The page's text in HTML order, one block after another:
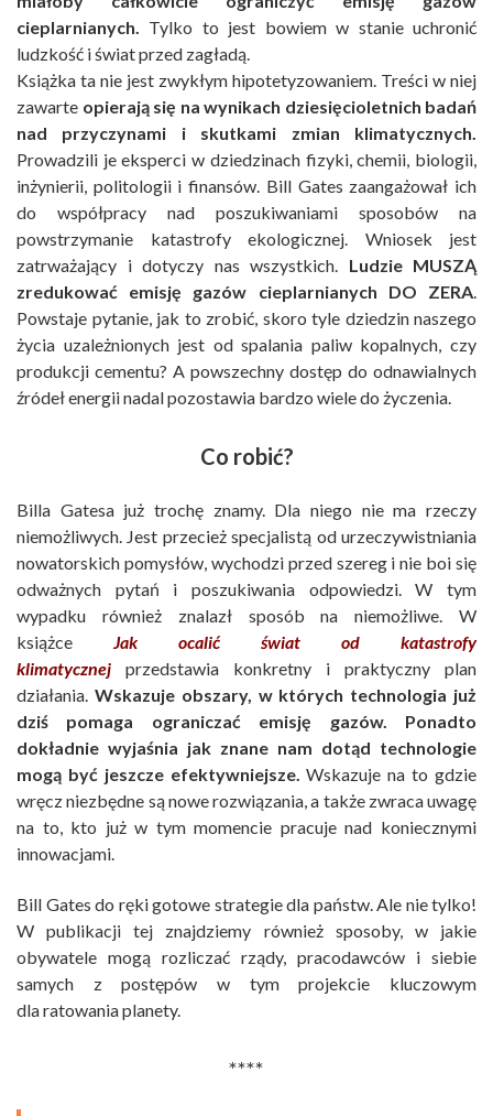
cieplarnianych. Tylko to jest bowiem w stanie uchronić
ludzkość i świat przed zagładą.
Książka ta nie jest zwykłym hipotetyzowaniem. Treści w niej
zawarte opierają się na wynikach dziesięcioletnich badań
nad przyczynami i skutkami zmian klimatycznych.
Prowadzili je eksperci w dziedzinach fizyki, chemii, biologii,
inżynierii, politologii i finansów. Bill Gates zaangażował ich
do współpracy nad poszukiwaniami sposobów na
powstrzymanie katastrofy ekologicznej. Wniosek jest
zatrważający i dotyczy nas wszystkich. Ludzie MUSZĄ
zredukować emisję gazów cieplarnianych DO ZERA.
Powstaje pytanie, jak to zrobić, skoro tyle dziedzin naszego
życia uzależnionych jest od spalania paliw kopalnych, czy
produkcji cementu? A powszechny dostęp do odnawialnych
źródeł energii nadal pozostawia bardzo wiele do życzenia.
Co robić?
Billa Gatesa już trochę znamy. Dla niego nie ma rzeczy
niemożliwych. Jest przecież specjalistą od urzeczywistniania
nowatorskich pomysłów, wychodzi przed szereg i nie boi się
odważnych pytań i poszukiwania odpowiedzi. W tym
wypadku również znalazł sposób na niemożliwe. W
książce Jak ocalić świat od katastrofy
klimatycznej przedstawia konkretny i praktyczny plan
działania. Wskazuje obszary, w których technologia już
dziś pomaga ograniczać emisję gazów. Ponadto
dokładnie wyjaśnia jak znane nam dotąd technologie
mogą być jeszcze efektywniejsze. Wskazuje na to gdzie
wręcz niezbędne są nowe rozwiązania, a także zwraca uwagę
na to, kto już w tym momencie pracuje nad koniecznymi
innowacjami.
Bill Gates do ręki gotowe strategie dla państw. Ale nie tylko!
W publikacji tej znajdziemy również sposoby, w jakie
obywatele mogą rozliczać rządy, pracodawców i siebie
samych z postępów w tym projekcie kluczowym
dla ratowania planety.
****